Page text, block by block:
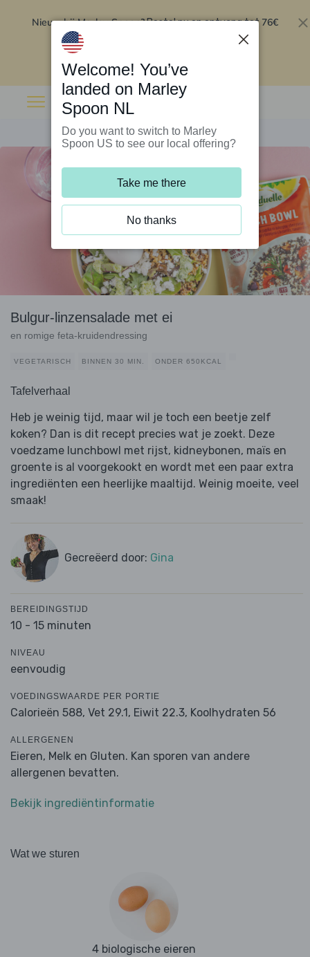
Nieuw bij Marley Spoon?Bestel nu en ontvang tot 76€
Bulgur-linzensalade met ei
en romige feta-kruidendressing
VEGETARISCH BINNEN 30 MIN. ONDER 650KCAL
Tafelverhaal
Heb je weinig tijd, maar wil je toch een beetje zelf
koken? Dan is dit recept precies wat je zoekt. Deze
voedzame lunchbowl met rijst, kidneybonen, maïs en
groente is al voorgekookt en wordt met een paar extra
ingrediënten een heerlijke maaltijd. Weinig moeite, veel
smaak!
Gecreëerd door: Gina
BEREIDINGSTIJD
10 - 15 minuten
NIVEAU
eenvoudig
VOEDINGSWAARDE PER PORTIE
Calorieën 588, Vet 29.1, Eiwit 22.3, Koolhydraten 56
ALLERGENEN
Eieren, Melk en Gluten. Kan sporen van andere
allergenen bevatten.
Bekijk ingrediëntinformatie
Wat we sturen
4 biologische eieren
Welcome! You’ve
landed on Marley
Spoon NL
Do you want to switch to Marley
Spoon US to see our local offering?
Take me there
No thanks